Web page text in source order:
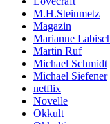
M.H.Steinmetz
Magazin
Marianne
Martin Ruf
Michael Schmidt
Michael Siefener
netflix
Novelle
Okkult